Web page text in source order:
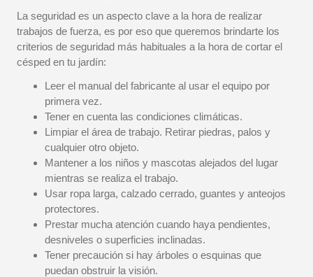
La seguridad es un aspecto clave a la hora de realizar
trabajos de fuerza, es por eso que queremos brindarte los
criterios de seguridad más habituales a la hora de cortar el
césped en tu jardín:
Leer el manual del fabricante al usar el equipo por
primera vez.
Tener en cuenta las condiciones climáticas.
Limpiar el área de trabajo. Retirar piedras, palos y
cualquier otro objeto.
Mantener a los niños y mascotas alejados del lugar
mientras se realiza el trabajo.
Usar ropa larga, calzado cerrado, guantes y anteojos
protectores.
Prestar mucha atención cuando haya pendientes,
desniveles o superficies inclinadas.
Tener precaución si hay árboles o esquinas que
puedan obstruir la visión.